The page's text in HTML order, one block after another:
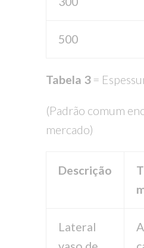
500
Tabela 3=
(Padrão comum
mercado)
Descrição
Lateral